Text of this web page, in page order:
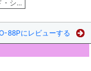
・シ...
88Pにレビューする